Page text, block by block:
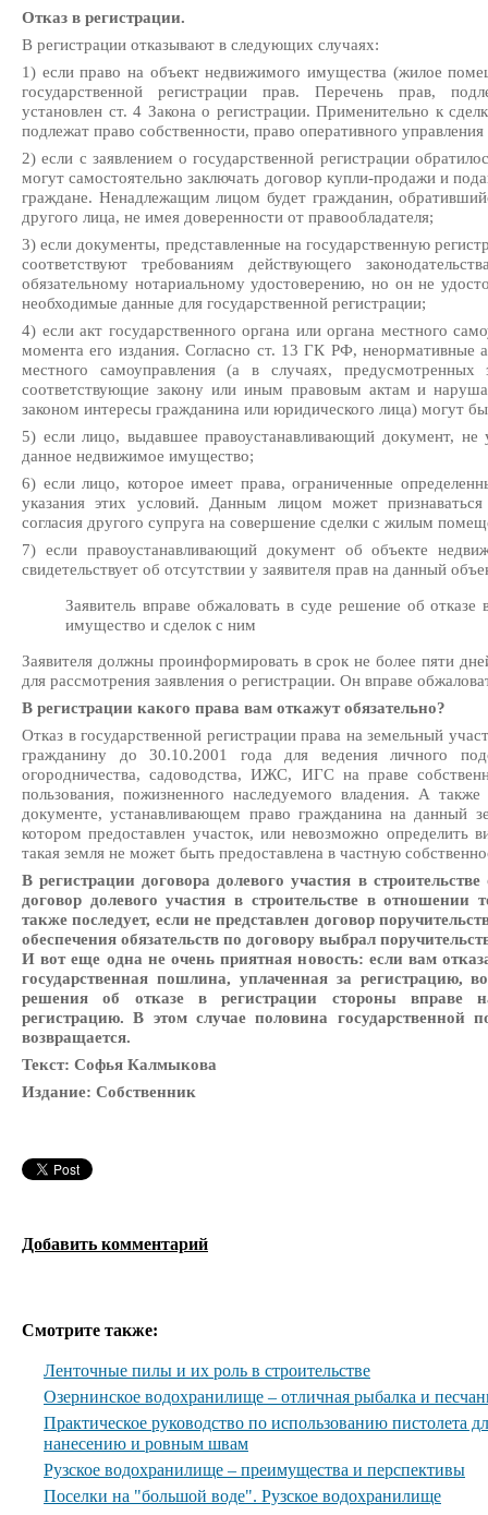
Отказ в регистрации.
В регистрации отказывают в следующих случаях:
1) если право на объект недвижимого имущества (жилое
государственной регистрации прав. Перечень прав,
установлен ст. 4 Закона о регистрации. Применительно к
подлежат право собственности, право оперативного
2) если с заявлением о государственной регистрации
могут самостоятельно заключать договор купли-продажи и
граждане. Ненадлежащим лицом будет гражданин,
другого лица, не имея доверенности от правообладателя;
3) если документы, представленные на государственную
соответствуют требованиям действующего
обязательному нотариальному удостоверению, но он не
необходимые данные для государственной регистрации;
4) если акт государственного органа или органа местного
момента его издания. Согласно ст. 13 ГК РФ, ненормативные
местного самоуправления (а в случаях,
соответствующие закону или иным правовым актам и
законом интересы гражданина или юридического лица) могут
5) если лицо, выдавшее правоустанавливающий документ, не
данное недвижимое имущество;
6) если лицо, которое имеет права, ограниченные
указания этих условий. Данным лицом может
согласия другого супруга на совершение сделки с жилым
7) если правоустанавливающий документ об объекте
свидетельствует об отсутствии у заявителя прав на данный
Заявитель вправе обжаловать в суде решение об
имущество и сделок с ним
Заявителя должны проинформировать в срок не более пяти
для рассмотрения заявления о регистрации. Он вправе
В регистрации какого права вам откажут обязательно?
Отказ в государственной регистрации права на земельный
гражданину до 30.10.2001 года для ведения личного
огородничества, садоводства, ИЖС, ИГС на праве
пользования, пожизненного наследуемого владения. А
документе, устанавливающем право гражданина на данный
котором предоставлен участок, или невозможно определить
такая земля не может быть предоставлена в частную
В регистрации договора долевого участия в
договор долевого участия в строительстве в
также последует, если не представлен договор
обеспечения обязательств по договору выбрал
И вот еще одна не очень приятная новость: если вам
государственная пошлина, уплаченная за регистрацию,
решения об отказе в регистрации стороны вправе
регистрацию. В этом случае половина государственной
возвращается.
Текст: Софья Калмыкова
Издание: Собственник
Добавить комментарий
Смотрите также:
Ленточные пилы и их роль в строительстве
Озернинское водохранилище – отличная рыбалка и
Практическое руководство по использованию пистолета
нанесению и ровным швам
Рузское водохранилище – преимущества и перспективы
Поселки на "большой воде". Рузское водохранилище